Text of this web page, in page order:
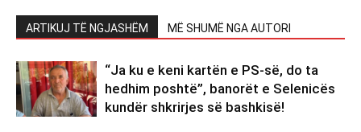
ARTIKUJ TË NGJASHËM MË SHUMË NGA AUTORI
“Ja ku e keni kartën e PS-së, do ta
hedhim poshtë”, banorët e Selenicës
kundër shkrirjes së bashkisë!